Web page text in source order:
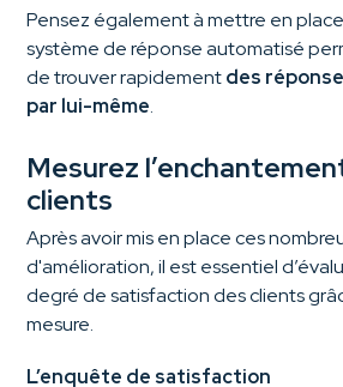
Pensez également à mettre en
système de réponse automatisé
de trouver rapidementdes
par lui-même.
Mesurez
clients
Après avoir mis en place ces
d'amélioration, il est essentiel
degré de satisfaction des clients
mesure.
L’enquête de satisfaction